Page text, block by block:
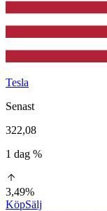
Tesla
Senast
322,08
1 dag %
3,49%
KöpSälj